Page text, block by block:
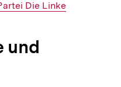
Die Linke
und